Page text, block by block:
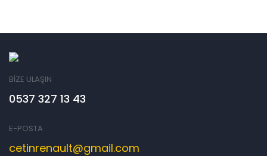
BİZE ULAŞIN
0537 327 13 43
E-POSTA
cetinrenault@gmail.com